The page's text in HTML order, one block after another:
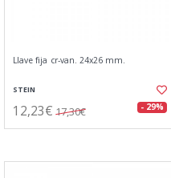
Llave fija cr-van. 24x26 mm.
STEIN
12,23€ 17,30€ - 29%